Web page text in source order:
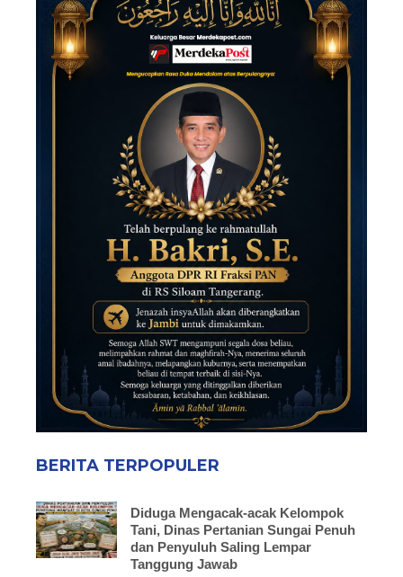
BERITA TERPOPULER
Diduga Mengacak-acak Kelompok
Tani, Dinas Pertanian Sungai Penuh
dan Penyuluh Saling Lempar
Tanggung Jawab